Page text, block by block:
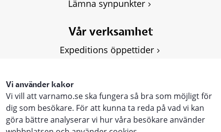
Vi använder kakor
Vi vill att varnamo.se ska fungera så bra som möjligt för
dig som besökare. För att kunna ta reda på vad vi kan
göra bättre analyserar vi hur våra besökare använder
Lämna synpunkter
Vår verksamhet
Expeditions öppettider
Personuppgifter, GDPR